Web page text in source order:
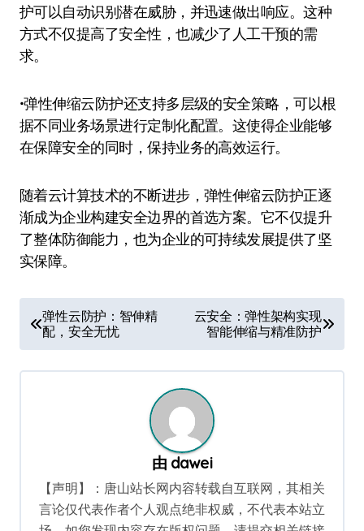
护可以自动识别潜在威胁，并迅速做出响应。这种
方式不仅提高了安全性，也减少了人工干预的需
求。
•弹性伸缩云防护还支持多层级的安全策略，可以根
据不同业务场景进行定制化配置。这使得企业能够
在保障安全的同时，保持业务的高效运行。
随着云计算技术的不断进步，弹性伸缩云防护正逐
渐成为企业构建安全边界的首选方案。它不仅提升
了整体防御能力，也为企业的可持续发展提供了坚
实保障。
章
导
弹性云防护：智伸精
配，安全无忧
云安全：弹性架构实现
智能伸缩与精准防护
由 dawei
【声明】：唐山站长网内容转载自互联网，其相关
言论仅代表作者个人观点绝非权威，不代表本站立